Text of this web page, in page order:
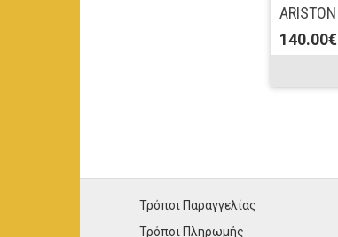
140.00€
Τρόποι Παραγγελίας
Τρόποι Πληρωμής